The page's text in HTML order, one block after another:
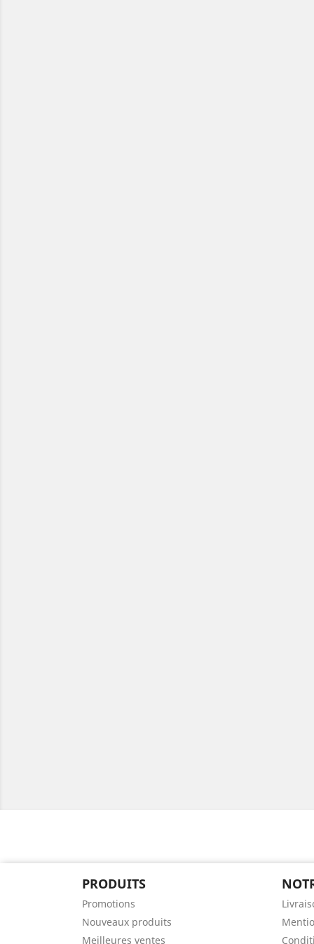
PRODUITS
Promotions
Nouveaux produits
Meilleures ventes